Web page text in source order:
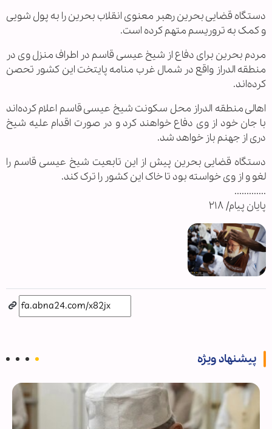
دستگاه قضایی بحرین رهبر معنوی انقلاب بحرین را به پول شویی
و کمک به تروریسم متهم کرده است.
مردم بحرین برای دفاع از شیخ عیسی قاسم در اطراف منزل وی در
منطقه الدراز واقع در شمال غرب منامه پایتخت این کشور تحصن
کرده‌اند.
اهالی منطقه الدراز محل سکونت شیخ عیسی قاسم اعلام کرده‌اند
با جان خود از وی دفاع خواهند کرد و در صورت اقدام علیه شیخ
دری از جهنم باز خواهد شد.
دستگاه قضایی بحرین پیش از این تابعیت شیخ عیسی قاسم را
لغو و از وی خواسته بود تا خاک این کشور را ترک کند.
.............
پایان پیام/ ۲۱۸
پیشنهاد ویژه